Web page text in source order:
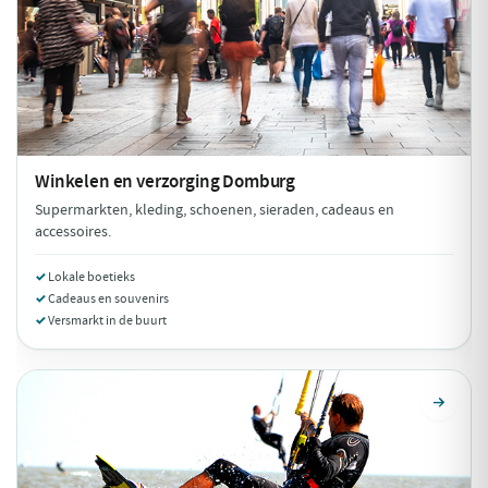
Winkelen en verzorgingDomburg
Supermarkten, kleding, schoenen, sieraden, cadeaus en
accessoires.
Lokale boetieks
Cadeaus en souvenirs
Versmarkt in de buurt